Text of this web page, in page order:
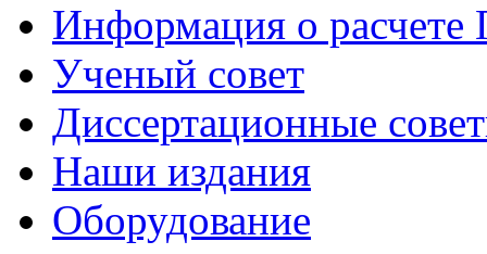
Информация о
Ученый совет
Диссертационные
Наши издания
Оборудование